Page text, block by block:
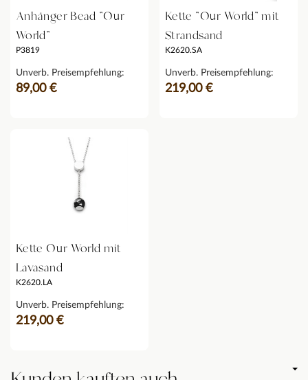
Anhänger Bead "Our
World"
P3819
Unverb. Preisempfehlung:
89,00 €
Kette "Our World" mit
Strandsand
K2620.SA
Unverb. Preisempfehlung:
219,00 €
Kette Our World mit
Lavasand
K2620.LA
Unverb. Preisempfehlung:
219,00 €